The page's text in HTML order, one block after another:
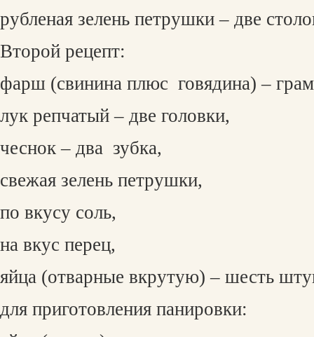
рубленая зелень петрушки – две
Второй рецепт:
фарш (свинина плюс говядина) –
лук репчатый – две головки,
чеснок – два зубка,
свежая зелень петрушки,
по вкусу соль,
на вкус перец,
яйца (отварные вкрутую) – шесть
для приготовления панировки: